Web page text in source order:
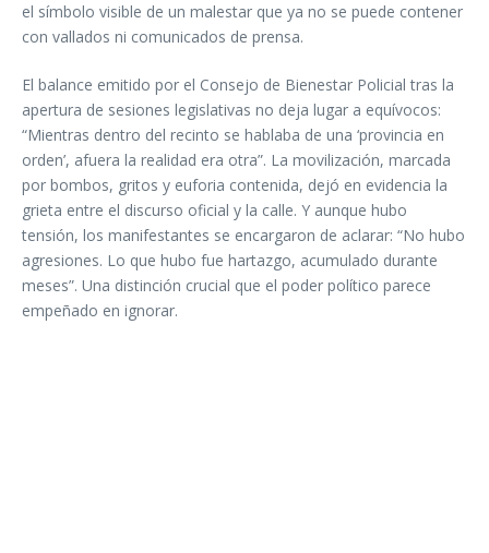
el símbolo visible de un malestar que ya no se puede contener
con vallados ni comunicados de prensa.
El balance emitido por el Consejo de Bienestar Policial tras la
apertura de sesiones legislativas no deja lugar a equívocos:
“Mientras dentro del recinto se hablaba de una ‘provincia en
orden’, afuera la realidad era otra”. La movilización, marcada
por bombos, gritos y euforia contenida, dejó en evidencia la
grieta entre el discurso oficial y la calle. Y aunque hubo
tensión, los manifestantes se encargaron de aclarar: “No hubo
agresiones. Lo que hubo fue hartazgo, acumulado durante
meses”. Una distinción crucial que el poder político parece
empeñado en ignorar.